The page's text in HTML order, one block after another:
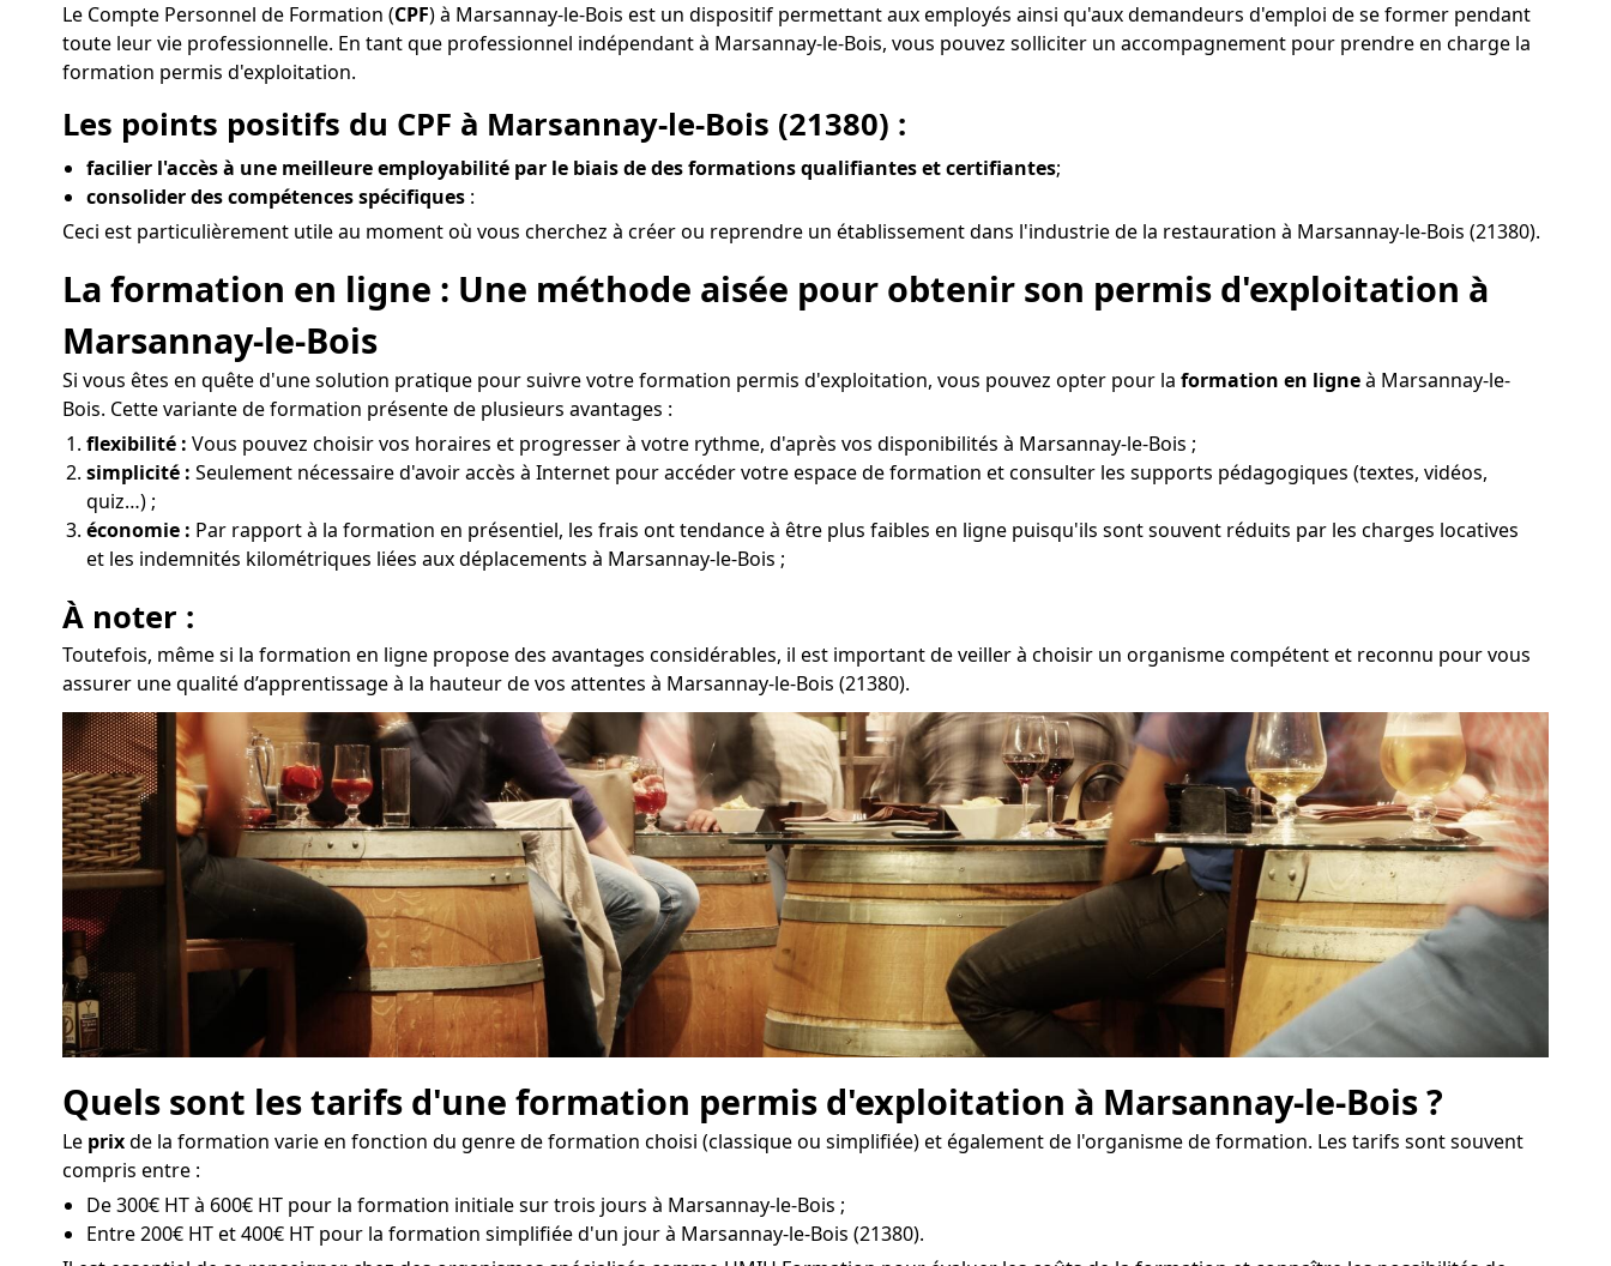
Le Compte Personnel de Formation (CPF) à Marsannay-le-Bois est un dispositif permettant aux employés ainsi qu'aux demandeurs d'emploi de se former pendant
toute leur vie professionnelle. En tant que professionnel indépendant à Marsannay-le-Bois, vous pouvez solliciter un accompagnement pour prendre en charge la
formation permis d'exploitation.
Les points positifs du CPF à Marsannay-le-Bois (21380) :
facilier l'accès à une meilleure employabilité par le biais de des formations qualifiantes et certifiantes;
consolider des compétences spécifiques :
Ceci est particulièrement utile au moment où vous cherchez à créer ou reprendre un établissement dans l'industrie de la restauration à Marsannay-le-Bois (21380).
La formation en ligne : Une méthode aisée pour obtenir son permis d'exploitation à
Marsannay-le-Bois
Si vous êtes en quête d'une solution pratique pour suivre votre formation permis d'exploitation, vous pouvez opter pour la formation en ligneà Marsannay-le-
Bois. Cette variante de formation présente de plusieurs avantages :
flexibilité : Vous pouvez choisir vos horaires et progresser à votre rythme, d'après vos disponibilités à Marsannay-le-Bois ;
simplicité : Seulement nécessaire d'avoir accès à Internet pour accéder votre espace de formation et consulter les supports pédagogiques (textes, vidéos,
quiz…) ;
économie : Par rapport à la formation en présentiel, les frais ont tendance à être plus faibles en ligne puisqu'ils sont souvent réduits par les charges locatives
et les indemnités kilométriques liées aux déplacements à Marsannay-le-Bois ;
À noter :
Toutefois, même si la formation en ligne propose des avantages considérables, il est important de veiller à choisir un organisme compétent et reconnu pour vous
assurer une qualité d’apprentissage à la hauteur de vos attentes à Marsannay-le-Bois (21380).
Quels sont les tarifs d'une formation permis d'exploitation à Marsannay-le-Bois ?
Le prixde la formation varie en fonction du genre de formation choisi (classique ou simplifiée) et également de l'organisme de formation. Les tarifs sont souvent
compris entre :
De 300€ HT à 600€ HT pour la formation initiale sur trois jours à Marsannay-le-Bois ;
Entre 200€ HT et 400€ HT pour la formation simplifiée d'un jour à Marsannay-le-Bois (21380).